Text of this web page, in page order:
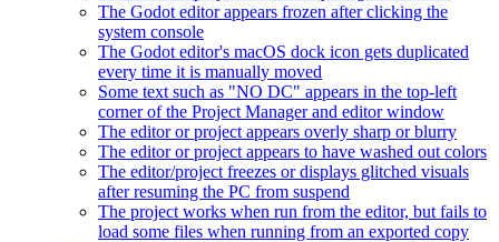
The Godot editor appears frozen after clicking the
system console
The Godot editor's macOS dock icon gets duplicated
every time it is manually moved
Some text such as "NO DC" appears in the top-left
corner of the Project Manager and editor window
The editor or project appears overly sharp or blurry
The editor or project appears to have washed out colors
The editor/project freezes or displays glitched visuals
after resuming the PC from suspend
The project works when run from the editor, but fails to
load some files when running from an exported copy